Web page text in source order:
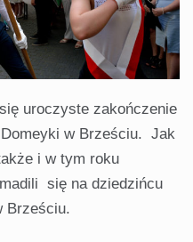
uroczyste zakończenie
w Brześciu. Jak
i w tym roku
się na dziedzińcu
Brześciu.